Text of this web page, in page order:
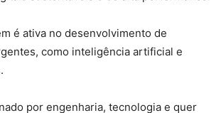
é ativa no desenvolvimento de
como inteligência artificial e
por engenharia, tecnologia e quer